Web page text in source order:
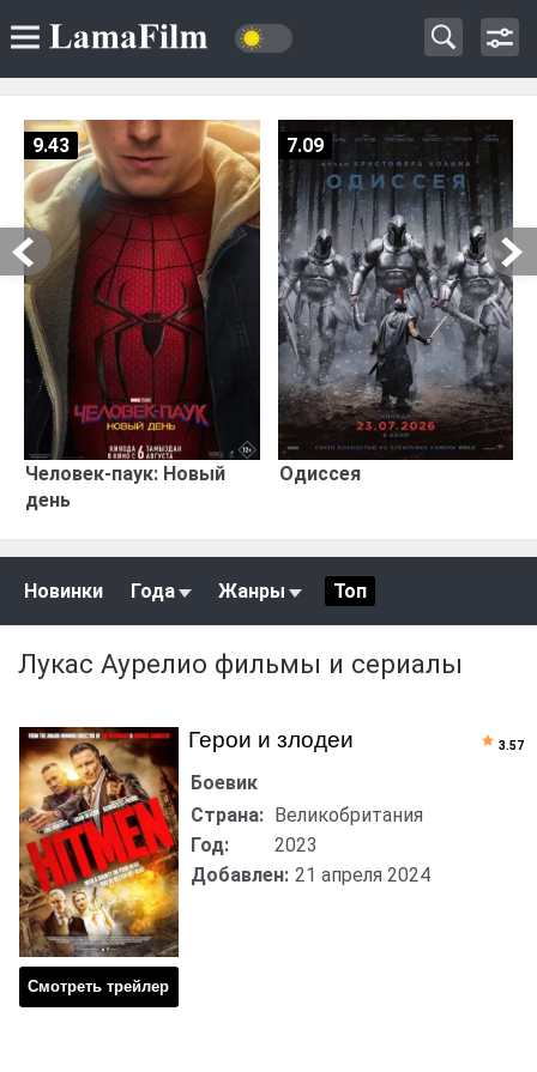
Человек-паук: Новый
день
9.43
Одиссея
7.09
Новинки Года Жанры Топ
Лукас Аурелио фильмы и сериалы
Герои и злодеи
Смотреть трейлер
Боевик
Страна: Великобритания
Год:
2023
Добавлен: 21 апреля 2024
3.57